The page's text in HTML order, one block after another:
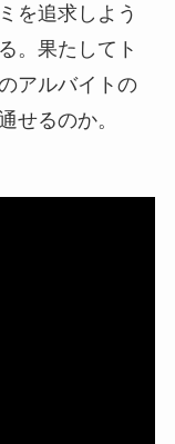
を追求しよう
。果たしてト
アルバイトの
せるのか。